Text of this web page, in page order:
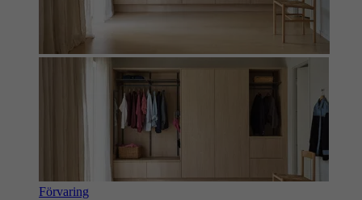
Förvaring